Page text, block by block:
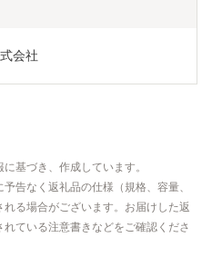
会社
基づき、作成しています。
告なく返礼品の仕様（規格、容量、
る場合がございます。お届けした返
ている注意書きなどをご確認くださ